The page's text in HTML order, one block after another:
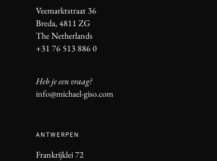
Veemarktstraat 36
Breda, 4811 ZG
The Netherlands
+31 76 513 886 0
Heb je een vraag?
info@michael-giso.com
ANTWERPEN
Frankrijklei 72